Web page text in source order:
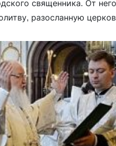
священника. От
разосланную